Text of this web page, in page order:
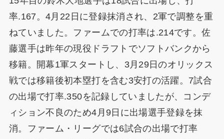
率.167。4月22日に登録抹消され、2軍で調整を重
ねていました。ファームでの打率は.214です。佐
藤選手は昨年の現役ドラフトでソフトバンクから
移籍。開幕1軍スタートし、3月29日のオリックス
戦では移籍後初本塁打を含む3安打の活躍。7試合
の出場で打率.350を記録していましたが、コンデ
ィション不良のため4月9日に出場選手登録を抹
消。ファーム・リーグでは6試合の出場で打率